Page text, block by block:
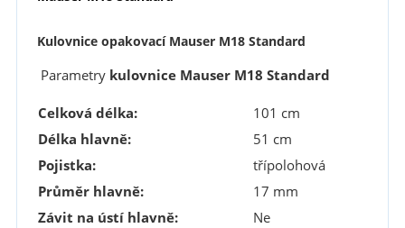
Kulovnice opakovací Mauser M18 Standard
Parametry kulovnice Mauser M18 Standard
Celková délka:
101 cm
Délka hlavně:
51 cm
Pojistka:
třípolohová
Průměr hlavně:
17 mm
Závit na ústí hlavně:
Ne